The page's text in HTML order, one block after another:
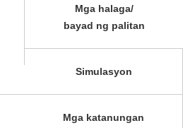
Mga halaga/
bayad ng palitan
Simulasyon
Mga katanungan